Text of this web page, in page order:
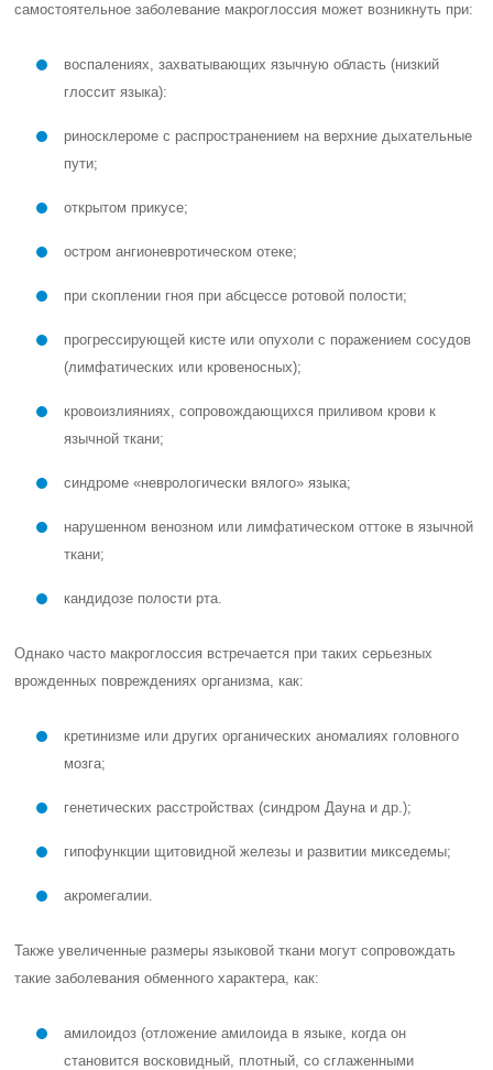
самостоятельное заболевание макроглоссия может возникнуть при:
воспалениях, захватывающих язычную область (низкий
глоссит языка):
риносклероме с распространением на верхние дыхательные
пути;
открытом прикусе;
остром ангионевротическом отеке;
при скоплении гноя при абсцессе ротовой полости;
прогрессирующей кисте или опухоли с поражением сосудов
(лимфатических или кровеносных);
кровоизлияниях, сопровождающихся приливом крови к
язычной ткани;
синдроме «неврологически вялого» языка;
нарушенном венозном или лимфатическом оттоке в язычной
ткани;
кандидозе полости рта.
Однако часто макроглоссия встречается при таких серьезных
врожденных повреждениях организма, как:
кретинизме или других органических аномалиях головного
мозга;
генетических расстройствах (синдром Дауна и др.);
гипофункции щитовидной железы и развитии микседемы;
акромегалии.
Также увеличенные размеры языковой ткани могут сопровождать
такие заболевания обменного характера, как:
амилоидоз (отложение амилоида в языке, когда он
становится восковидный, плотный, со сглаженными